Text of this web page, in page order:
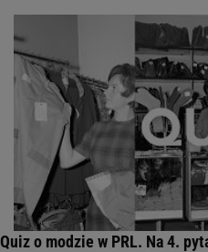
Quiz o modzie w PRL. Na 4.